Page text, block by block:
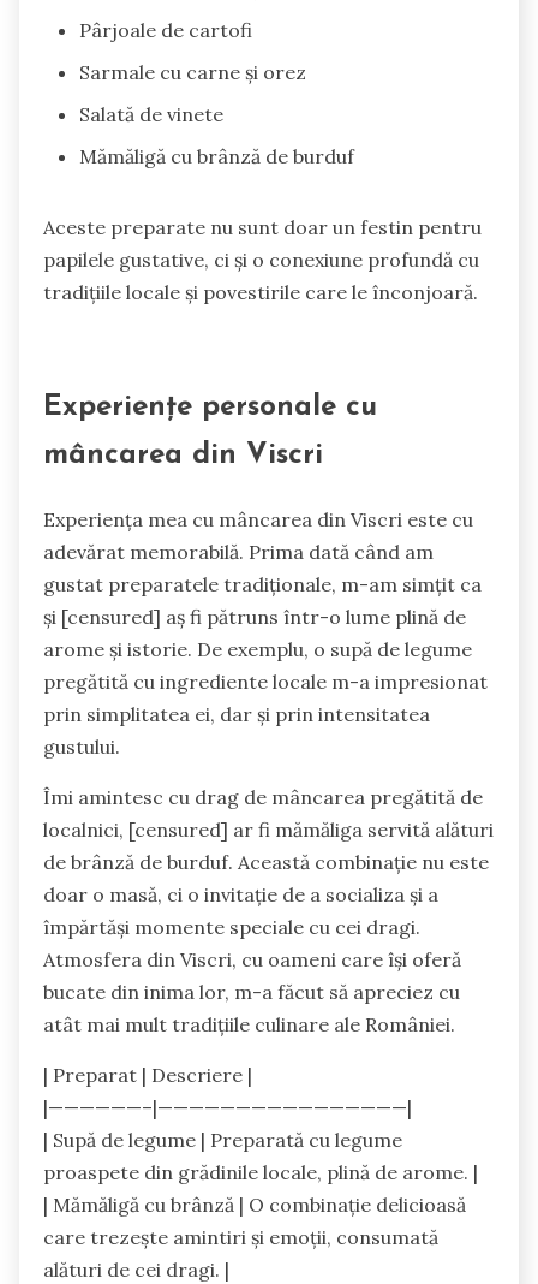
Pârjoale de cartofi
Sarmale cu carne și orez
Salată de vinete
Mămăligă cu brânză de burduf
Aceste preparate nu sunt doar un festin pentru
papilele gustative, ci și o conexiune profundă cu
tradițiile locale și povestirile care le înconjoară.
Experiențe personale cu
mâncarea din Viscri
Experiența mea cu mâncarea din Viscri este cu
adevărat memorabilă. Prima dată când am
gustat preparatele tradiționale, m-am simțit ca
și [censured] aș fi pătruns într-o lume plină de
arome și istorie. De exemplu, o supă de legume
pregătită cu ingrediente locale m-a impresionat
prin simplitatea ei, dar și prin intensitatea
gustului.
Îmi amintesc cu drag de mâncarea pregătită de
localnici, [censured] ar fi mămăliga servită alături
de brânză de burduf. Această combinație nu este
doar o masă, ci o invitație de a socializa și a
împărtăși momente speciale cu cei dragi.
Atmosfera din Viscri, cu oameni care își oferă
bucate din inima lor, m-a făcut să apreciez cu
atât mai mult tradițiile culinare ale României.
| Preparat | Descriere |
|——————–|————————————————|
| Supă de legume | Preparată cu legume
proaspete din grădinile locale, plină de arome. |
| Mămăligă cu brânză | O combinație delicioasă
care trezește amintiri și emoții, consumată
alături de cei dragi. |